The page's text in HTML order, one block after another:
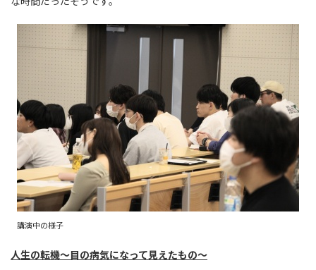
講演中の様子
人生の転機～目の病気になって見えたもの～